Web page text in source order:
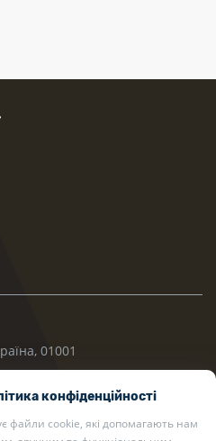
01001
конфіденційності
файли cookie, які допомагають нам